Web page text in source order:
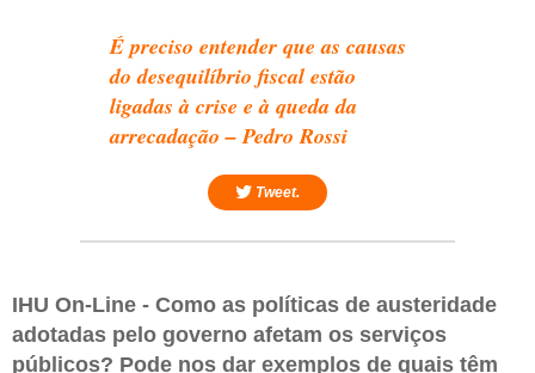
É preciso entender que as causas
do desequilíbrio fiscal estão
ligadas à crise e à queda da
arrecadação – Pedro Rossi
Tweet.
IHU On-Line - Como as políticas de austeridade
adotadas pelo governo afetam os serviços
públicos? Pode nos dar exemplos de quais têm